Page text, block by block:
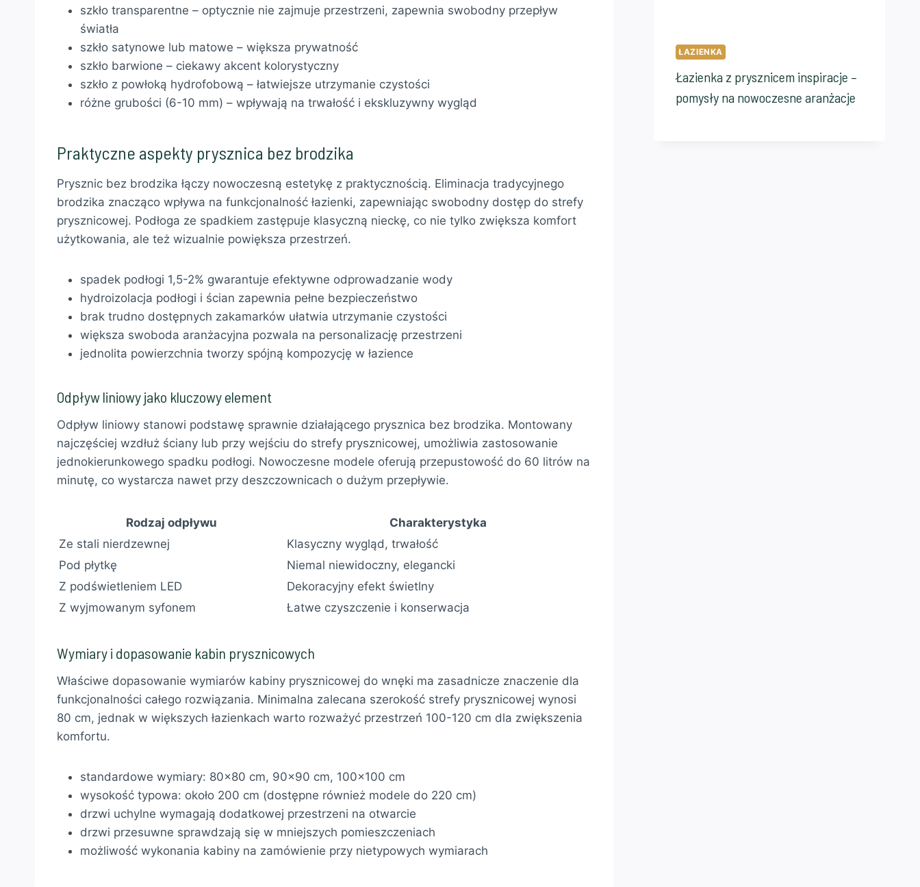
szkło transparentne – optycznie nie zajmuje przestrzeni, zapewnia swobodny przepływ
światła
szkło satynowe lub matowe – większa prywatność
szkło barwione – ciekawy akcent kolorystyczny
szkło z powłoką hydrofobową – łatwiejsze utrzymanie czystości
różne grubości (6-10 mm) – wpływają na trwałość i ekskluzywny wygląd
Praktyczne aspekty prysznica bez brodzika
Prysznic bez brodzika łączy nowoczesną estetykę z praktycznością. Eliminacja tradycyjnego
brodzika znacząco wpływa na funkcjonalność łazienki, zapewniając swobodny dostęp do strefy
prysznicowej. Podłoga ze spadkiem zastępuje klasyczną nieckę, co nie tylko zwiększa komfort
użytkowania, ale też wizualnie powiększa przestrzeń.
spadek podłogi 1,5-2% gwarantuje efektywne odprowadzanie wody
hydroizolacja podłogi i ścian zapewnia pełne bezpieczeństwo
brak trudno dostępnych zakamarków ułatwia utrzymanie czystości
większa swoboda aranżacyjna pozwala na personalizację przestrzeni
jednolita powierzchnia tworzy spójną kompozycję w łazience
Odpływ liniowy jako kluczowy element
Odpływ liniowy stanowi podstawę sprawnie działającego prysznica bez brodzika. Montowany
najczęściej wzdłuż ściany lub przy wejściu do strefy prysznicowej, umożliwia zastosowanie
jednokierunkowego spadku podłogi. Nowoczesne modele oferują przepustowość do 60 litrów na
minutę, co wystarcza nawet przy deszczownicach o dużym przepływie.
Rodzaj odpływu
Charakterystyka
Ze stali nierdzewnej
Klasyczny wygląd, trwałość
Pod płytkę
Niemal niewidoczny, elegancki
Z podświetleniem LED
Dekoracyjny efekt świetlny
Z wyjmowanym syfonem
Łatwe czyszczenie i konserwacja
Wymiary i dopasowanie kabin prysznicowych
Właściwe dopasowanie wymiarów kabiny prysznicowej do wnęki ma zasadnicze znaczenie dla
funkcjonalności całego rozwiązania. Minimalna zalecana szerokość strefy prysznicowej wynosi
80 cm, jednak w większych łazienkach warto rozważyć przestrzeń 100-120 cm dla zwiększenia
komfortu.
standardowe wymiary: 80×80 cm, 90×90 cm, 100×100 cm
wysokość typowa: około 200 cm (dostępne również modele do 220 cm)
drzwi uchylne wymagają dodatkowej przestrzeni na otwarcie
drzwi przesuwne sprawdzają się w mniejszych pomieszczeniach
możliwość wykonania kabiny na zamówienie przy nietypowych wymiarach
ŁAZIENKA
Łazienka z prysznicem inspiracje –
pomysły na nowoczesne aranżacje